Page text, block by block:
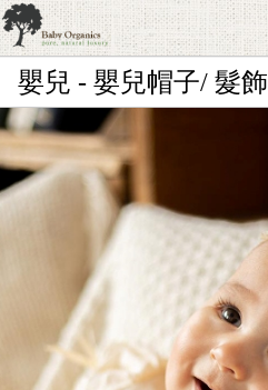
首頁
澳洲Purebaby有機棉
日本品牌育兒配件
韓國Merebe寶寶配件
女生
男生
嬰兒 - 嬰兒帽子/ 髮飾